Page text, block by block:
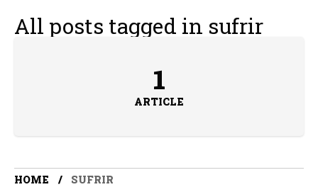
All posts tagged in sufrir
1
ARTICLE
HOME SUFRIR